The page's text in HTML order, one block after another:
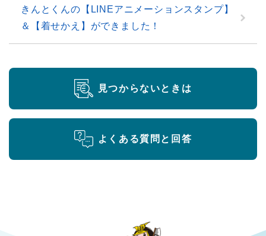
きんとくんの【LINEアニメーションスタンプ】
＆【着せかえ】ができました！
見つからないときは
よくある質問と回答